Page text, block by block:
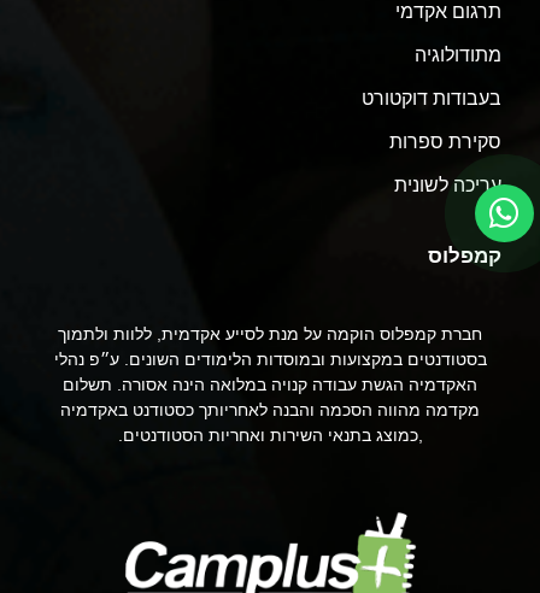
תרגום אקדמי
מתודולוגיה
בעבודות דוקטורט
סקירת ספרות
עריכה לשונית
קמפלוס
חברת קמפלוס הוקמה על מנת לסייע אקדמית, ללוות ולתמוך
בסטודנטים במקצועות ובמוסדות הלימודים השונים. ע״פ נהלי
האקדמיה הגשת עבודה קנויה במלואה הינה אסורה. תשלום
מקדמה מהווה הסכמה והבנה לאחריותך כסטודנט באקדמיה
,כמוצג בתנאי השירות ואחריות הסטודנטים.